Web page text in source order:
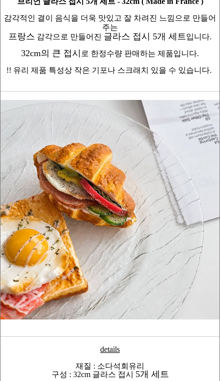
감각적인 결이 음식을 더욱 맛있고 잘 차려진 느낌으로 만들어
주는
프랑스 감각으로 만들어진 글라스 접시 5개 세트 입니다.
32cm의 큰 접시 로 한정수량 판매하는 제품입니다.
!! 유리 제품 특성상 작은 기포나 스크래치 있을 수 있습니다.
details
재질 : 소다석회유리
구성 : 32cm 글라스 접시 5개 세트